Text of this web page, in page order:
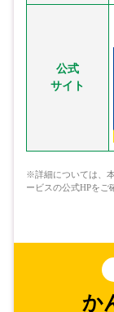
公式
サイト
※詳細については、
ービスの公式HPをご
か